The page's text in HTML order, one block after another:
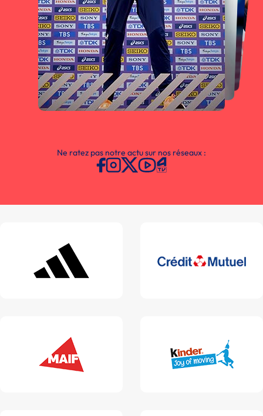
Ne ratez pas notre actu sur nos réseaux :